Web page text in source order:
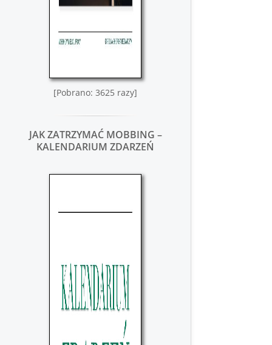
[Pobrano: 3625 razy]
JAK ZATRZYMAĆ MOBBING –
KALENDARIUM ZDARZEŃ